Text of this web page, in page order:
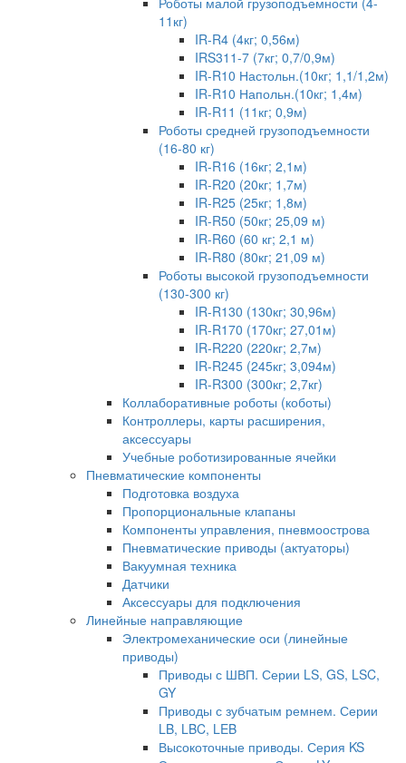
11кг)
IR-R4 (4кг; 0,56м)
IRS311-7 (7кг; 0,7/0,9м)
IR-R10 Настольн.(10кг; 1,1/1,2м)
IR-R10 Напольн.(10кг; 1,4м)
IR-R11 (11кг; 0,9м)
Роботы средней грузоподъемности
(16-80 кг)
IR-R16 (16кг; 2,1м)
IR-R20 (20кг; 1,7м)
IR-R25 (25кг; 1,8м)
IR-R50 (50кг; 25,09 м)
IR-R60 (60 кг; 2,1 м)
IR-R80 (80кг; 21,09 м)
Роботы высокой грузоподъемности
(130-300 кг)
IR-R130 (130кг; 30,96м)
IR-R170 (170кг; 27,01м)
IR-R220 (220кг; 2,7м)
IR-R245 (245кг; 3,094м)
IR-R300 (300кг; 2,7кг)
Коллаборативные роботы (коботы)
Контроллеры, карты расширения,
аксессуары
Учебные роботизированные ячейки
Пневматические компоненты
Подготовка воздуха
Пропорциональные клапаны
Компоненты управления, пневмоострова
Пневматические приводы (актуаторы)
Вакуумная техника
Датчики
Аксессуары для подключения
Линейные направляющие
Электромеханические оси (линейные
приводы)
Приводы с ШВП. Серии LS, GS, LSC,
GY
Приводы с зубчатым ремнем. Серии
LB, LBC, LEB
Высокоточные приводы. Серия KS